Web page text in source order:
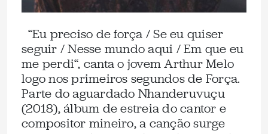
“Eu preciso de força / Se eu quiser
seguir / Nesse mundo aqui / Em que eu
me perdi“, canta o jovem Arthur Melo
logo nos primeiros segundos de Força.
Parte do aguardado Nhanderuvuçu
(2018), álbum de estreia do cantor e
compositor mineiro, a canção surge